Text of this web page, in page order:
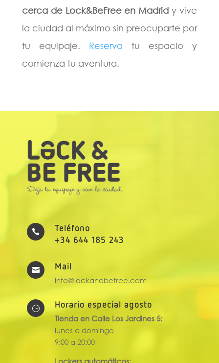
cerca de Lock&BeFree en Madrid y vive
la ciudad al máximo sin preocuparte por
tu equipaje. Reservatu espacio y
comienza tu aventura.

Teléfono
+34 644 185 243
 Mail
info@lockandbefree.com
} Horario especial agosto
Tienda en Calle Los Jardines 5:
lunes a domingo
9:00 a 20:00